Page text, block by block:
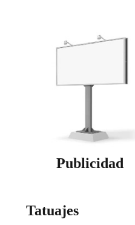
Publicidad
Tatuajes